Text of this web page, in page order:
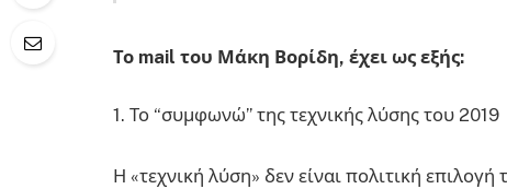
Το mail του Μάκη Βορίδη, έχει ως εξής:
1. Το “συμφωνώ” της τεχνικής λύσης του 2019
Η «τεχνική λύση» δεν είναι πολιτική